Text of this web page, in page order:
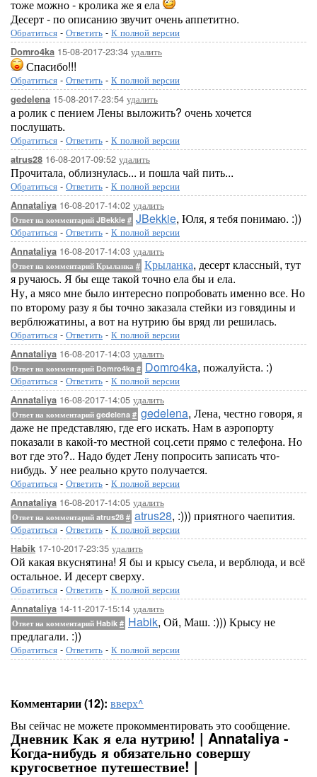
тоже можно - кролика же я ела
Десерт - по описанию звучит очень аппетитно.
Обратиться - Ответить - К полной версии
Domro4ka 15-08-2017-23:34 удалить
Спасибо!!!
Обратиться - Ответить - К полной версии
gedelena 15-08-2017-23:54 удалить
а ролик с пением Лены выложить? очень хочется
послушать.
Обратиться - Ответить - К полной версии
atrus28 16-08-2017-09:52 удалить
Прочитала, облизнулась... и пошла чай пить...
Обратиться - Ответить - К полной версии
Annataliya 16-08-2017-14:02 удалить
Ответ на комментарий JBekkie # JBekkie, Юля, я тебя понимаю. :))
Обратиться - Ответить - К полной версии
Annataliya 16-08-2017-14:03 удалить
Ответ на комментарий Крыланка # Крыланка, десерт классный, тут
я ручаюсь. Я бы еще такой точно ела бы и ела.
Ну, а мясо мне было интересно попробовать именно все. Но
по второму разу я бы точно заказала стейки из говядины и
верблюжатины, а вот на нутрию бы вряд ли решилась.
Обратиться - Ответить - К полной версии
Annataliya 16-08-2017-14:03 удалить
Ответ на комментарий Domro4ka # Domro4ka, пожалуйста. :)
Обратиться - Ответить - К полной версии
Annataliya 16-08-2017-14:05 удалить
Ответ на комментарий gedelena # gedelena, Лена, честно говоря, я
даже не представляю, где его искать. Нам в аэропорту
показали в какой-то местной соц.сети прямо с телефона. Но
вот где это?.. Надо будет Лену попросить записать что-
нибудь. У нее реально круто получается.
Обратиться - Ответить - К полной версии
Annataliya 16-08-2017-14:05 удалить
Ответ на комментарий atrus28 # atrus28, :))) приятного чаепития.
Обратиться - Ответить - К полной версии
Habik 17-10-2017-23:35 удалить
Ой какая вкуснятина! Я бы и крысу съела, и верблюда, и всё
остальное. И десерт сверху.
Обратиться - Ответить - К полной версии
Annataliya 14-11-2017-15:14 удалить
Ответ на комментарий Habik # Habik, Ой, Маш. :))) Крысу не
предлагали. :))
Обратиться - Ответить - К полной версии
Комментарии (12): вверх^
Вы сейчас не можете прокомментировать это сообщение.
Дневник Как я ела нутрию! | Annataliya -
Когда-нибудь я обязательно совершу
кругосветное путешествие! |